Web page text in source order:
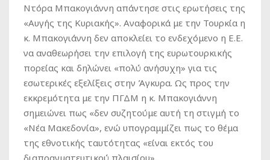
Ντόρα Μπακογιάννη απάντησε στις ερωτήσεις της
«Αυγής της Κυριακής». Αναφορικά με την Τουρκία η
κ. Μπακογιάννη δεν αποκλείει το ενδεχόμενο η Ε.Ε.
να αναθεωρήσει την επιλογή της ευρωτουρκικής
πορείας και δηλώνει «πολύ ανήσυχη» για τις
εσωτερικές εξελίξεις στην Άγκυρα. Ως προς την
εκκρεμότητα με την ΠΓΔΜ η κ. Μπακογιάννη
σημειώνει πως «δεν συζητούμε αυτή τη στιγμή το
«Νέα Μακεδονία», ενώ υπογραμμίζει πως το θέμα
της εθνοτικής ταυτότητας «είναι εκτός του